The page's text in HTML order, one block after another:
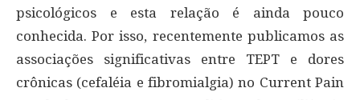
psicológicos e esta relação é ainda pouco
conhecida. Por isso, recentemente publicamos as
associações significativas entre TEPT e dores
crônicas (cefaléia e fibromialgia) no Current Pain